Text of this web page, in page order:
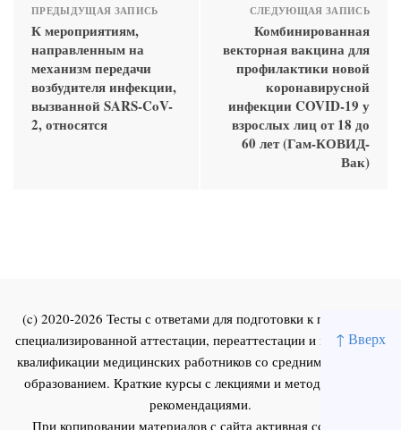
↑ Вверх
ПРЕДЫДУЩАЯ ЗАПИСЬ
К мероприятиям,
направленным на
механизм передачи
возбудителя инфекции,
вызванной SARS-CoV-
2, относятся
СЛЕДУЮЩАЯ ЗАПИСЬ
Комбинированная
векторная вакцина для
профилактики новой
коронавирусной
инфекции COVID-19 у
взрослых лиц от 18 до
60 лет (Гам-КОВИД-
Вак)
(c) 2020-2026 Тесты с ответами для подготовки к первичной
специализированной аттестации, переаттестации и повышения
квалификации медицинских работников со средним и высшим
образованием. Краткие курсы с лекциями и методическими
рекомендациями.
При копировании материалов с сайта активная ссылка на